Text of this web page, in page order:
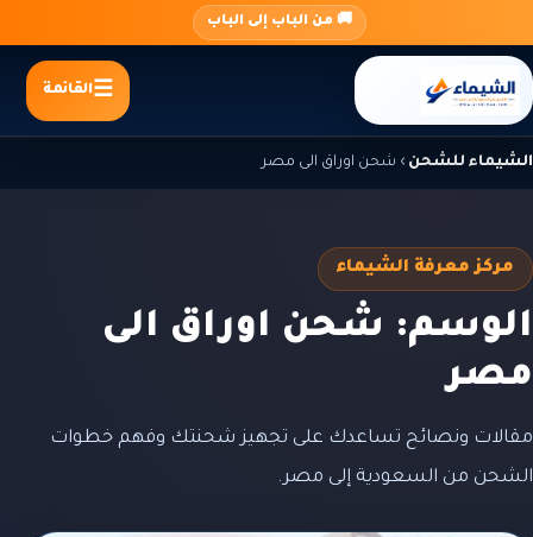
المحتوى
🚚 من الباب إلى الباب
القائمة
الشيماء للشحن › شحن اوراق الى مصر
مركز معرفة الشيماء
الوسم: شحن اوراق الى
مصر
مقالات ونصائح تساعدك على تجهيز شحنتك وفهم خطوات
الشحن من السعودية إلى مصر.